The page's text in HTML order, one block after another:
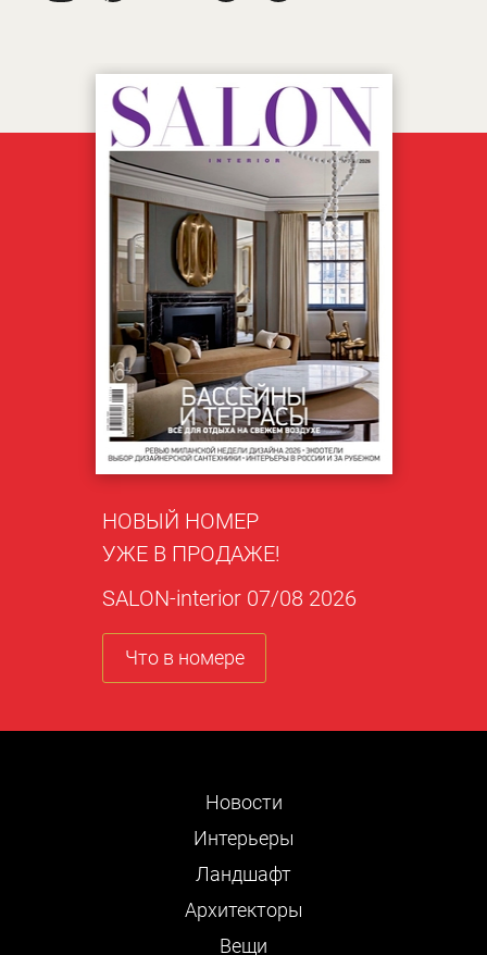
НОВЫЙ НОМЕР
УЖЕ В ПРОДАЖЕ!
SALON-interior 07/08 2026
Что в номере
Новости
Интерьеры
Ландшафт
Архитекторы
Вещи